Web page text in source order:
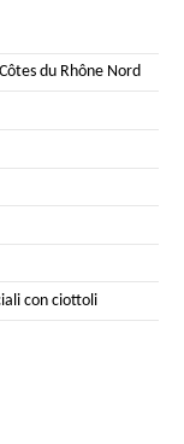
Côtes du Rhône Nord
con ciottoli